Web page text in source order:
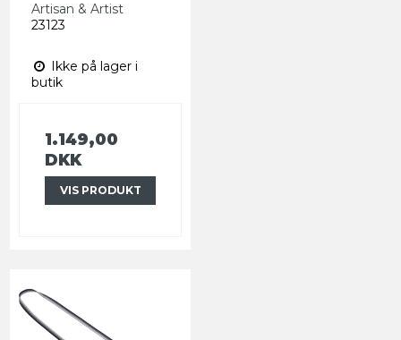
Artisan & Artist
23123
Ikke på lager i
butik
1.149,00
DKK
VIS PRODUKT